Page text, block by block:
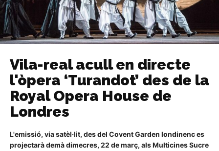
Vila-real acull en directe
l'òpera ‘Turandot’ des de la
Royal Opera House de
Londres
L'emissió, via satèl·lit, des del Covent Garden londinenc es
projectarà demà dimecres, 22 de març, als Multicines Sucre